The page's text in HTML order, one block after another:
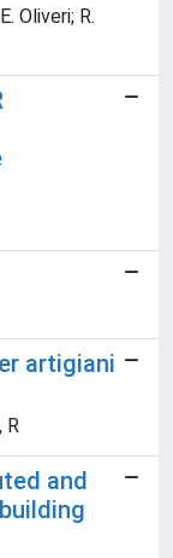
Oliveri; R.
artigiani
R
and